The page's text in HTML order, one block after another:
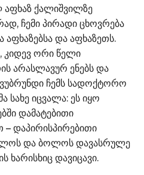
ქალიშვილზე
ჩემი პირადი ცხოვრება
და აფხაზეთს.
კიდევ ორი წელი
არასლავურ ენებს და
ჩემს სადოქტორო
სახე იცვალა: ეს იყო
დამატებითი
– დაპირისპირებითი
და ბოლოს დავასრულე
ხარისხიც დავიცავი.